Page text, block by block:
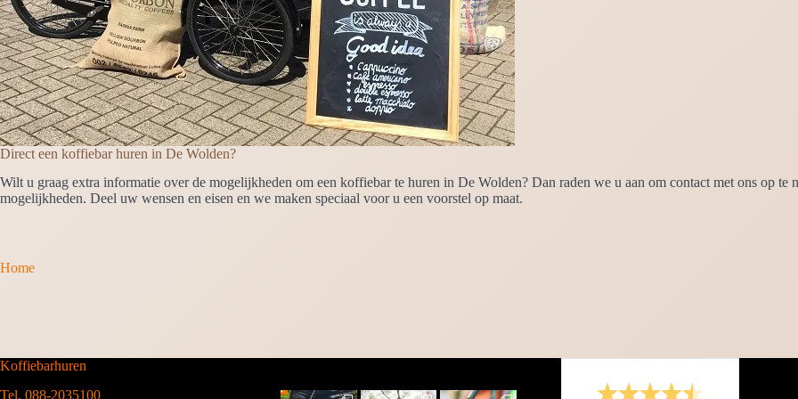
Direct een koffiebar huren in De Wolden?
Wilt u graag extra informatie over de mogelijkheden om een koffiebar te huren in De Wolden? Dan raden we u aan om contact met ons op
mogelijkheden. Deel uw wensen en eisen en we maken speciaal voor u een voorstel op maat.
Home
Koffiebarhuren
Tel. 088-2035100